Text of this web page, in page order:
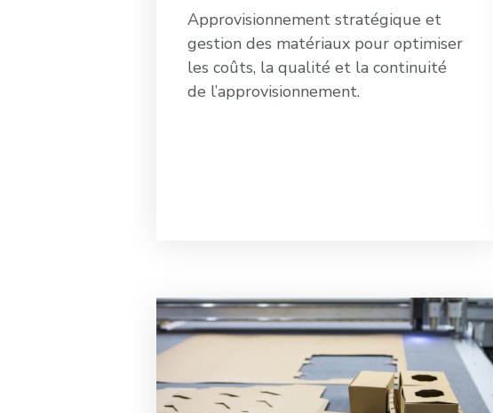
Approvisionnement stratégique et
gestion des matériaux pour optimiser
les coûts, la qualité et la continuité
de l’approvisionnement.